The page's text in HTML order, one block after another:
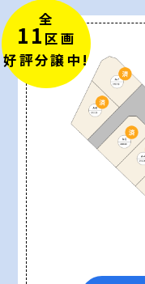
全
11区画
好評分譲中!